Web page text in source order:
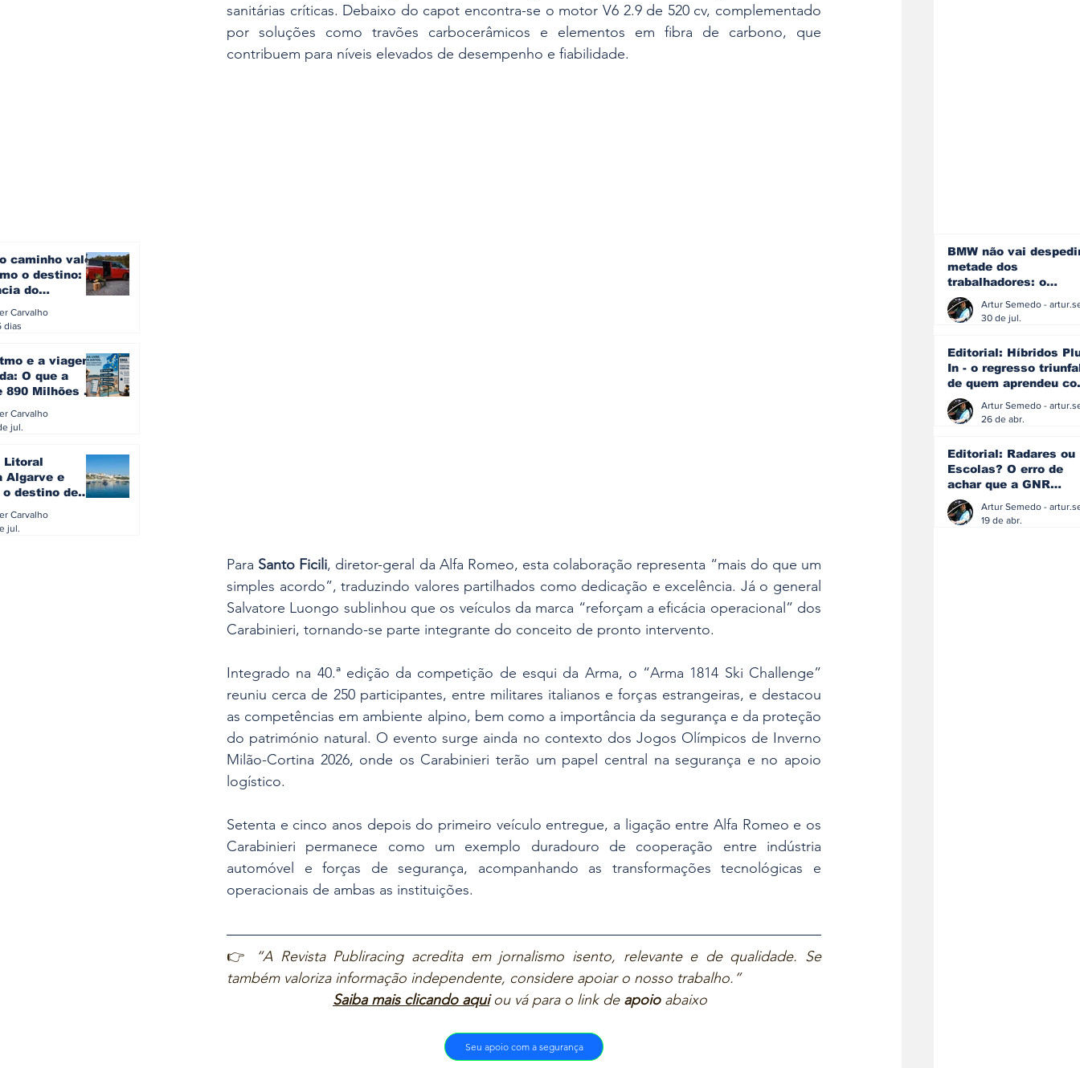
sanitárias críticas. Debaixo do capot encontra-se o motor V6 2.9 de 520 cv, complementado
por soluções como travões carbocerâmicos e elementos em fibra de carbono, que
contribuem para níveis elevados de desempenho e fiabilidade.
Para Santo Ficili, diretor-geral da Alfa Romeo, esta colaboração representa “mais do que um
simples acordo”, traduzindo valores partilhados como dedicação e excelência. Já o general
Salvatore Luongo sublinhou que os veículos da marca “reforçam a eficácia operacional” dos
Carabinieri, tornando-se parte integrante do conceito de pronto intervento.
Integrado na 40.ª edição da competição de esqui da Arma, o “Arma 1814 Ski Challenge”
reuniu cerca de 250 participantes, entre militares italianos e forças estrangeiras, e destacou
as competências em ambiente alpino, bem como a importância da segurança e da proteção
do património natural. O evento surge ainda no contexto dos Jogos Olímpicos de Inverno
Milão-Cortina 2026, onde os Carabinieri terão um papel central na segurança e no apoio
logístico.
Setenta e cinco anos depois do primeiro veículo entregue, a ligação entre Alfa Romeo e os
Carabinieri permanece como um exemplo duradouro de cooperação entre indústria
automóvel e forças de segurança, acompanhando as transformações tecnológicas e
operacionais de ambas as instituições.
👉
“A Revista Publiracing acredita em jornalismo isento, relevante e de qualidade. Se
também valoriza informação independente, considere apoiar o nosso trabalho.”
Saiba mais clicando aqui ou vá para o link de apoio abaixo
Seu apoio com a segurança
caminho vale
o destino: a
do
europeu
Carvalho
dias
e a viagem
O que a
890 Milhões à
do turista na
Carvalho
jul.
Litoral
Algarve e
o destino de
Carvalho
jul.
BMW não vai
metade dos
trabalhadores: o
problema é o
que muitos decidiram
30 de jul.
Editorial: Híbridos
In - o regresso
de quem aprendeu
os erros do passado
26 de abr.
Editorial: Radares ou
Escolas? O erro de
achar que a GNR
resolve o que a
educação falhou
19 de abr.